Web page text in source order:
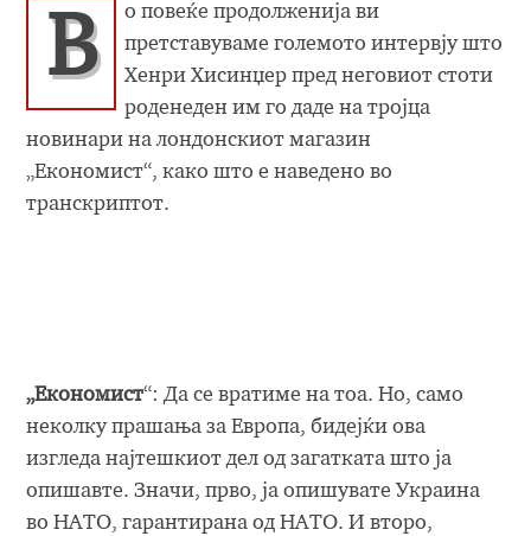
В
о повеќе продолженија ви
претставуваме големото интервју што
Хенри Хисинџер пред неговиот стоти
роденеден им го даде на тројца
новинари на лондонскиот магазин
„Економист“, како што е наведено во
транскриптот.
„Економист“: Да се вратиме на тоа. Но, само
неколку прашања за Европа, бидејќи ова
изгледа најтешкиот дел од загатката што ја
опишавте. Значи, прво, ја опишувате Украина
во НАТО, гарантирана од НАТО. И второ,